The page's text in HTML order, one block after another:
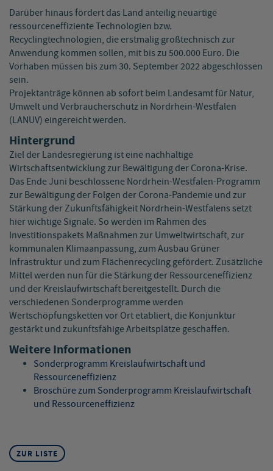
Darüber hinaus fördert das Land anteilig neuartige
ressourceneffiziente Technologien bzw.
Recyclingtechnologien, die erstmalig großtechnisch zur
Anwendung kommen sollen, mit bis zu 500.000 Euro. Die
Vorhaben müssen bis zum 30. September 2022 abgeschlossen
sein.
Projektanträge können ab sofort beim Landesamt für Natur,
Umwelt und Verbraucherschutz in Nordrhein-Westfalen
(LANUV) eingereicht werden.
Hintergrund
Ziel der Landesregierung ist eine nachhaltige
Wirtschaftsentwicklung zur Bewältigung der Corona-Krise.
Das Ende Juni beschlossene Nordrhein-Westfalen-Programm
zur Bewältigung der Folgen der Corona-Pandemie und zur
Stärkung der Zukunftsfähigkeit Nordrhein-Westfalens setzt
hier wichtige Signale. So werden im Rahmen des
Investitionspakets Maßnahmen zur Umweltwirtschaft, zur
kommunalen Klimaanpassung, zum Ausbau Grüner
Infrastruktur und zum Flächenrecycling gefördert. Zusätzliche
Mittel werden nun für die Stärkung der Ressourceneffizienz
und der Kreislaufwirtschaft bereitgestellt. Durch die
verschiedenen Sonderprogramme werden
Wertschöpfungsketten vor Ort etabliert, die Konjunktur
gestärkt und zukunftsfähige Arbeitsplätze geschaffen.
Weitere Informationen
Sonderprogramm Kreislaufwirtschaft und
Ressourceneffizienz
Broschüre zum Sonderprogramm Kreislaufwirtschaft
und Ressourceneffizienz
ZUR LISTE